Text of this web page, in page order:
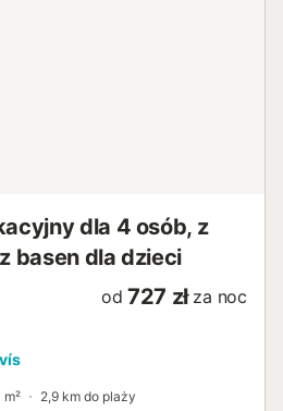
dla 4 osób, z
basen dla dzieci
od 727 zł za noc
2,9 km do plaży